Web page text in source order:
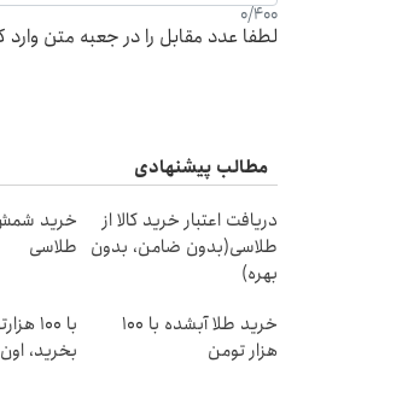
0/400
لطفا عدد مقابل را در جعبه متن وارد
مطالب پیشنهادی
دریافت اعتبار خرید کالا از
طلاسی(بدون ضامن، بدون
بهره)
طلاسی
خرید طلا آبشده با 100
هزار تومن
با ۱۰۰
بخرید،